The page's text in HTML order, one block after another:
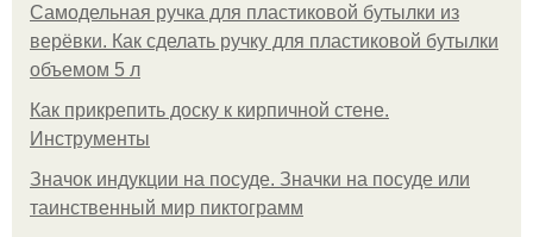
Самодельная ручка для пластиковой бутылки из
верёвки. Как сделать ручку для пластиковой бутылки
объемом 5 л
Как прикрепить доску к кирпичной стене.
Инструменты
Значок индукции на посуде. Значки на посуде или
таинственный мир пиктограмм